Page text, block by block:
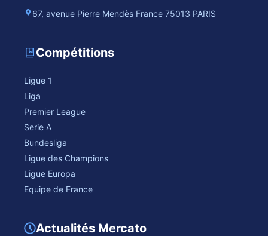
67, avenue Pierre Mendès France 75013 PARIS
Compétitions
Ligue 1
Liga
Premier League
Serie A
Bundesliga
Ligue des Champions
Ligue Europa
Equipe de France
Actualités Mercato